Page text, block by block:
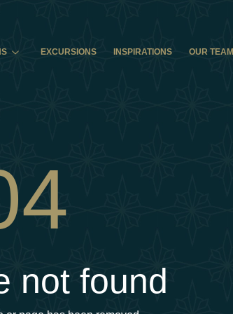
EXCURSIONS INSPIRATIONS OUR TEAM
not found